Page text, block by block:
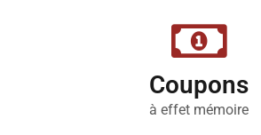
Coupons​
à effet mémoire​